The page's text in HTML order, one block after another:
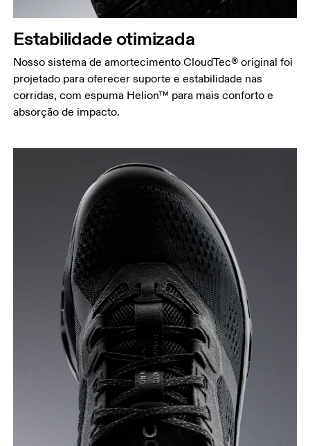
Estabilidade otimizada
Nosso sistema de amortecimento CloudTec® original foi
projetado para oferecer suporte e estabilidade nas
corridas, com espuma Helion™ para mais conforto e
absorção de impacto.